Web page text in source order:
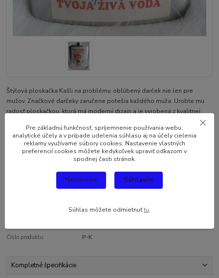
Štýlová ploskačka Kašli na problémy, obľúbený darček nie len pre
mužov. Značkové darčeky zaručene potešia každého muža. Urobte mu
radosť ploskačkou, ktorá má moderný dizajn a je vyrobená z kvalitnej
nerezovej ocele. To zaručí dlhodobú spokojnosť obdarovaného, s tým,
že svoj obľúbený nápoj môže mať s...celý popis
Skladom
Pridať do košíka
Číslo produktu: P-K
Kompletné špecifikácie
Pre základnú funkčnosť, spríjemnenie používania webu,
analytické účely a v prípade udelenia súhlasu aj na účely cielenia
reklamy využívame súbory cookies. Nastavenie vlastných
preferencií cookies môžete kedykoľvek upraviť odkazom v
spodnej časti stránok.
Nastavenia Súhlasím
Súhlas môžete odmietnuťtu.